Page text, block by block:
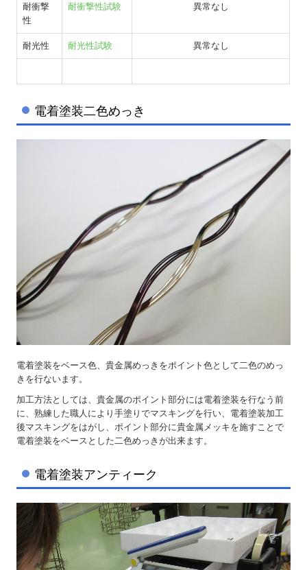
耐衝撃
性
耐衝撃性試験 異常なし
耐光性 耐光性試験 異常なし
電着塗装二色めっき
電着塗装をベース色、貴金属めっきをポイント色として二色のめっ
きを行ないます。
加工方法としては、貴金属のポイント部分には電着塗装を行なう前
に、熟練した職人により手塗りでマスキングを行い、電着塗装加工
後マスキングをはがし、ポイント部分に貴金属メッキを施すことで
電着塗装をベースとした二色めっきが出来ます。
電着塗装アンティーク